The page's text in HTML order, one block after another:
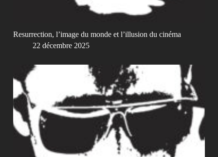
Resurrection, l’image du monde et l’illusion du cinéma
22 décembre 2025